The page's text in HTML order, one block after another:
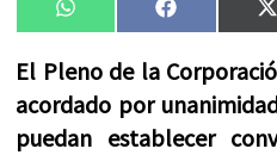
Compartir
en
WhatsAppCompartir
en
FacebookX
El Pleno de la
acordado por
puedan establecer